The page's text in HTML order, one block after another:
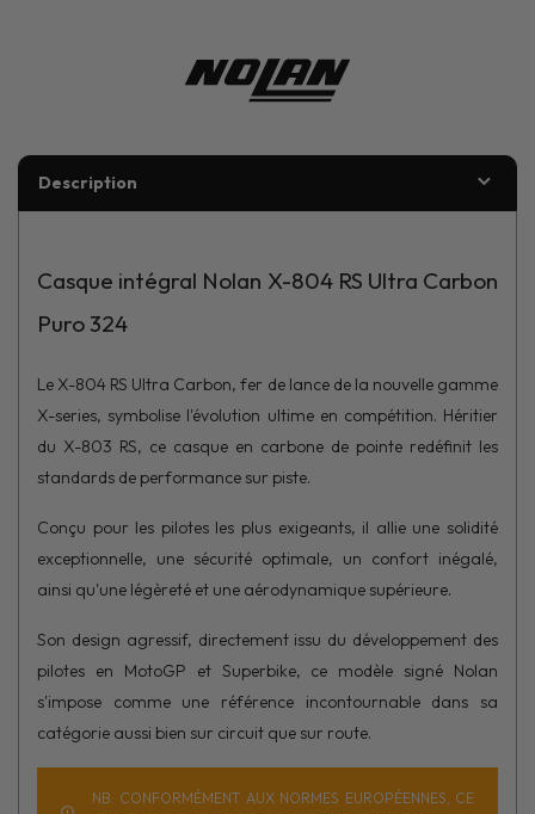
Description
Casque intégral Nolan X-804 RS Ultra Carbon
Puro 324
Le X-804 RS Ultra Carbon, fer de lance de la nouvelle gamme
X-series, symbolise l'évolution ultime en compétition. Héritier
du X-803 RS, ce casque en carbone de pointe redéfinit les
standards de performance sur piste.
Conçu pour les pilotes les plus exigeants, il allie une solidité
exceptionnelle, une sécurité optimale, un confort inégalé,
ainsi qu'une légèreté et une aérodynamique supérieure.
Son design agressif, directement issu du développement des
pilotes en MotoGP et Superbike, ce modèle signé Nolan
s'impose comme une référence incontournable dans sa
catégorie aussi bien sur circuit que sur route.
NB: CONFORMÉMENT AUX NORMES EUROPÉENNES, CE